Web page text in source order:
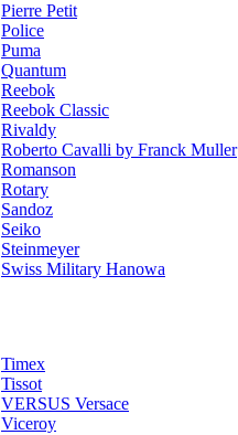
Pierre Petit
Police
Puma
Quantum
Reebok
Reebok Classic
Rivaldy
Roberto Cavalli by Franck Muller
Romanson
Rotary
Sandoz
Seiko
Steinmeyer
Swiss Military Hanowa
Timex
Tissot
VERSUS Versace
Viceroy